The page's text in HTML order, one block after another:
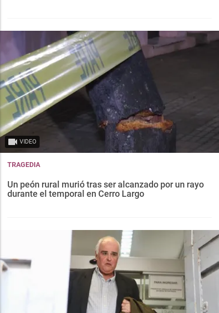
VIDEO
TRAGEDIA
Un peón rural murió tras ser alcanzado por un rayo
durante el temporal en Cerro Largo